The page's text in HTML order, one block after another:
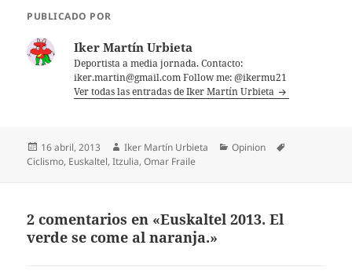
PUBLICADO POR
Iker Martín Urbieta
Deportista a media jornada. Contacto:
iker.martin@gmail.com Follow me: @ikermu21
Ver todas las entradas de Iker Martín Urbieta
Publicado
el
16 abril, 2013 Autor
Iker Martín Urbieta Categorías
Opinion
Ciclismo, Euskaltel,Itzulia,Omar Fraile
2 comentarios en «Euskaltel 2013. El
verde se come al naranja.»